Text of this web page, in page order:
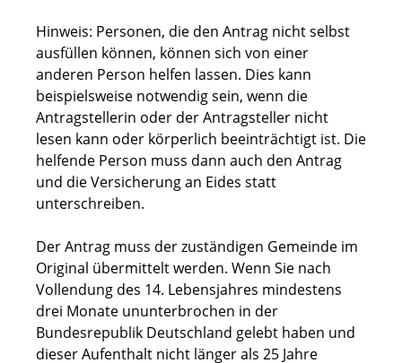
Hinweis: Personen, die den Antrag nicht selbst
ausfüllen können, können sich von einer
anderen Person helfen lassen. Dies kann
beispielsweise notwendig sein, wenn die
Antragstellerin oder der Antragsteller nicht
lesen kann oder körperlich beeinträchtigt ist. Die
helfende Person muss dann auch den Antrag
und dieVersicherung an Eides statt
unterschreiben.
Der Antrag muss der zuständigen Gemeinde im
Original übermittelt werden. Wenn Sie nach
Vollendung des 14. Lebensjahres mindestens
drei Monate ununterbrochen in der
Bundesrepublik Deutschland gelebt haben und
dieser Aufenthalt nicht länger als 25 Jahre